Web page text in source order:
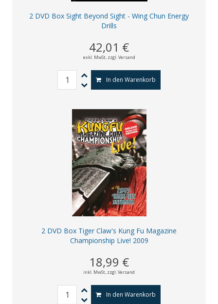
2 DVD Box Sight Beyond Sight - Wing Chun Energy
Drills
42,01 €
exkl. MwSt, zzgl. Versand
In den Warenkorb
2 DVD Box Tiger Claw's Kung Fu Magazine
Championship Live! 2009
18,99 €
inkl. MwSt, zzgl. Versand
In den Warenkorb